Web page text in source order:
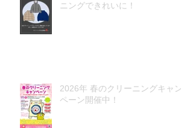
ニングできれいに！
2026年 春のクリーニングキャン
ペーン開催中！